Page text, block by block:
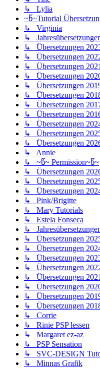
↳ Lylia
~წ~Tutorial
↳ Virginia
↳
↳ Übersetzungen
↳ Übersetzungen
↳ Übersetzungen 2021
↳ Übersetzungen
↳ Übersetzungen
↳ Übersetzungen
↳ Übersetzungen
↳ Übersetzungen
↳ Übersetzungen
↳ Übersetzungen
↳ Übersetzungen
↳ Annie
↳ ~წ~ Permission~წ~
↳ Übersetzungen
↳ Übersetzungen
↳ Übersetzungen
↳ Pink/Brigitte
↳ Mary Tutorials
↳ Estela Fonseca
↳
↳ Übersetzungen
↳ Übersetzungen
↳ Übersetzungen
↳ Übersetzungen
↳ Übersetzungen 2021
↳ Übersetzungen
↳ Übersetzungen
↳ Übersetzungen
↳ Corrie
↳ Rinie PSP lessen
↳ Margaret ez-az
↳ PSP Sensation
↳ SVC-DESIGN
↳ Minnas Grafik